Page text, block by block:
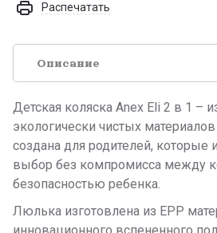
Распечатать
Описание
Детская коляска Anex Eli 2 в 1 –
экологически чистых
создана для родителей, которые
выбор без компромисса между
безопасностью ребенка.
Люлька изготовлена из EPP